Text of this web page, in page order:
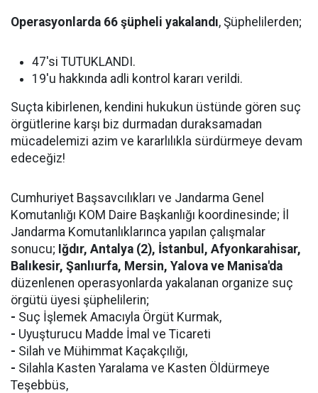
Operasyonlarda 66 şüpheli yakalandı, Şüphelilerden;
47'si TUTUKLANDI.
19'u hakkında adli kontrol kararı verildi.
Suçta kibirlenen, kendini hukukun üstünde gören suç
örgütlerine karşı biz durmadan duraksamadan
mücadelemizi azim ve kararlılıkla sürdürmeye devam
edeceğiz!
Cumhuriyet Başsavcılıkları ve Jandarma Genel
Komutanlığı KOM Daire Başkanlığı koordinesinde; İl
Jandarma Komutanlıklarınca yapılan çalışmalar
sonucu; Iğdır, Antalya (2), İstanbul, Afyonkarahisar,
Balıkesir, Şanlıurfa, Mersin, Yalova ve Manisa'da
düzenlenen operasyonlarda yakalanan organize suç
örgütü üyesi şüphelilerin;
- Suç İşlemek Amacıyla Örgüt Kurmak,
- Uyuşturucu Madde İmal ve Ticareti
- Silah ve Mühimmat Kaçakçılığı,
- Silahla Kasten Yaralama ve Kasten Öldürmeye
Teşebbüs,